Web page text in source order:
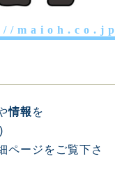
/ m a i o h . c o . j p
情報 を
ページをご覧下さ